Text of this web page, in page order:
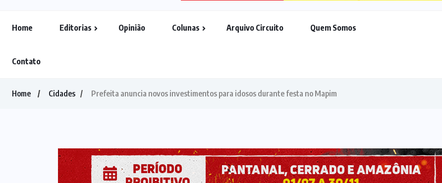
Home Editorias Opinião Colunas Arquivo Circuito Quem Somos
Contato
Home Cidades Prefeita anuncia novos investimentos para idosos durante festa no Mapim